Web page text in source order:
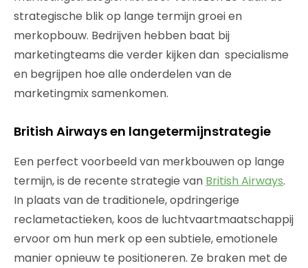
strategische blik op lange termijn groei en
merkopbouw. Bedrijven hebben baat bij
marketingteams die verder kijken dan specialisme
en begrijpen hoe alle onderdelen van de
marketingmix samenkomen.
British Airways en langetermijnstrategie
Een perfect voorbeeld van merkbouwen op lange
termijn, is de recente strategie van British Airways.
In plaats van de traditionele, opdringerige
reclametactieken, koos de luchtvaartmaatschappij
ervoor om hun merk op een subtiele, emotionele
manier opnieuw te positioneren. Ze braken met de